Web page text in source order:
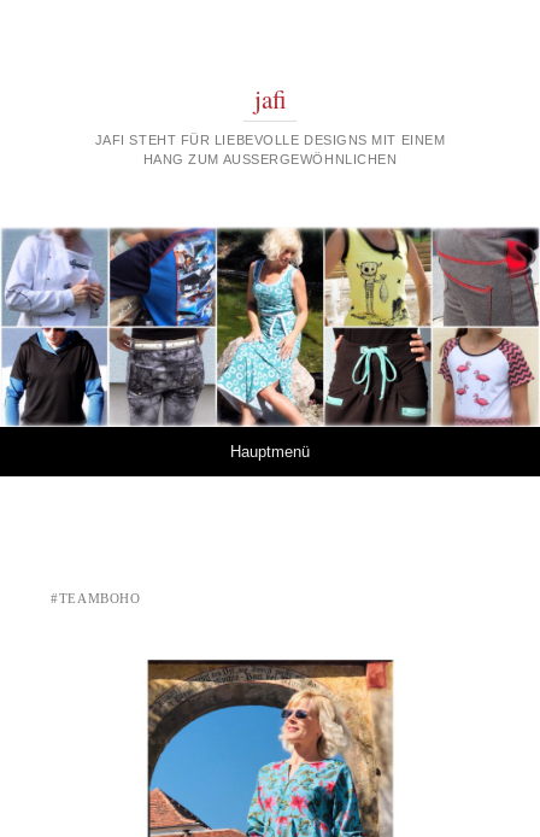
jafi
JAFI STEHT FÜR LIEBEVOLLE DESIGNS MIT EINEM
HANG ZUM AUSSERGEWÖHNLICHEN
Hauptmenü
#TEAMBOHO